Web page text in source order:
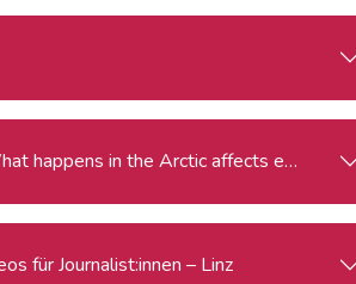
for the Arctic: Climate Change, Economy, Security What happens in the Arctic affects everyone.
für Journalist:innen – Linz